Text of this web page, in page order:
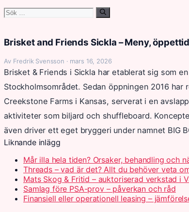
Sök
Brisket and Friends Sickla – Meny,
Av Fredrik Svensson · mars 16, 2026
Brisket & Friends i Sickla har etablerat sig som
Stockholmsområdet. Sedan öppningen 2016
Creekstone Farms i Kansas, serverat i en
aktiviteter som biljard och shuffleboard.
även driver ett eget bryggeri under namnet BIG
Liknande inlägg
Mår illa hela tiden? Orsaker, behandling och
Threads – vad är det? Allt du behöver veta
Mats Skog & Fritid – auktoriserad verkstad i
Samlag före PSA-prov – påverkan och råd
Finansiell eller operationell leasing –